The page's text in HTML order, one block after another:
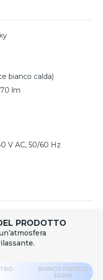
bianco calda)
lm
V AC, 50/60 Hz
PRODOTTO
BIANCO FREDDO
5500K